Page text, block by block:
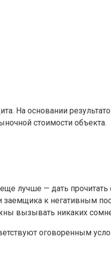
На основании
стоимости объекта.
лучше — дать
к негативным
вызывать никаких
оговоренным